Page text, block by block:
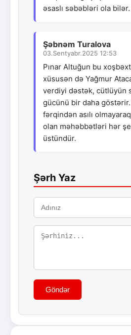
əsaslı səbəbləri ola bilər.
Şəbnəm Turalova
03.Sentyabr.2025 12:53
Pınar Altuğun bu
xüsusən də Yağmur
verdiyi dəstək, cütlüyün
gücünü bir daha göstərir.
fərqindən asılı
olan məhəbbətləri hər
üstündür.
Şərh Yaz
Göndər